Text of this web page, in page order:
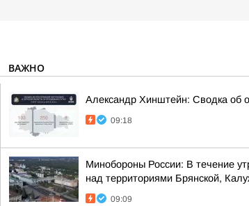
ВАЖНО
Александр Хинштейн: Сводка об
09:18
Минобороны России: В течение
над территориями Брянской,
09:09